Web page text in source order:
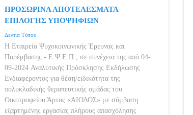
ΠΡΟΣΩΡΙΝΑ ΑΠΟΤΕΛΕΣΜΑΤΑ
ΕΠΙΛΟΓΗΣ ΥΠΟΨΗΦΙΩΝ
Δελτία Τύπου
Η Εταιρεία Ψυχοκοινωνικής Έρευνας και
Παρέμβασης - Ε.Ψ.Ε.Π., σε συνέχεια της από 04-
09-2024 Αναλυτικής Πρόσκλησης Εκδήλωσης
Ενδιαφέροντος για θέση/ειδικότητα της
πολυκλαδικής θεραπευτικής ομάδας του
Οικοτροφείου Άρτας «ΑΙΟΛΟΣ» με σύμβαση
εξαρτημένης εργασίας πλήρους απασχόλησης